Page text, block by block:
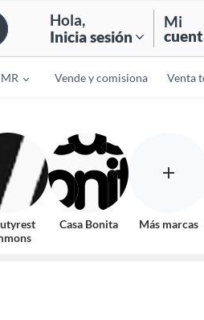
Hola,
Inicia sesión
Mi
Vende y comisiona Venta
Casa Bonita Más marcas